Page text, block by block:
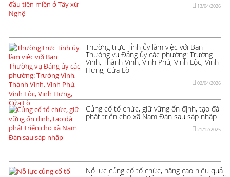
13/04/2026
Thường trực Tỉnh ủy làm việc với Ban
Thường vụ Đảng ủy các phường: Trường
Vinh, Thành Vinh, Vinh Phú, Vinh Lộc, Vinh
Hưng, Cửa Lò
02/04/2026
Củng cố tổ chức, giữ vững ổn định, tạo đà
phát triển cho xã Nam Đàn sau sáp nhập
21/12/2025
Nỗ lực củng cố tổ chức, nâng cao hiệu quả